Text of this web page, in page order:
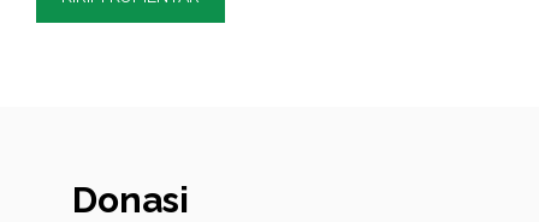
Donasi